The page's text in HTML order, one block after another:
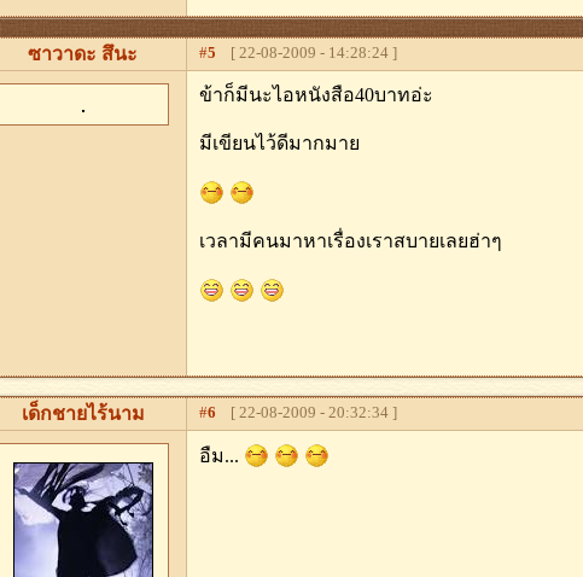
ซาวาดะ สึนะ #5 [ 22-08-2009 - 14:28:24 ]
ข้าก็มีนะไอหนังสือ40บาทอ่ะ
มีเขียนไว้ดีมากมาย
เวลามีคนมาหาเรื่องเราสบายเลยฮ่าๆ
เด็กชายไร้นาม #6 [ 22-08-2009 - 20:32:34 ]
อืม...